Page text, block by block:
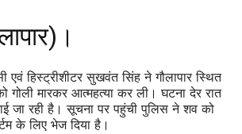
एवं हिस्ट्रीशीटर सुखवंत सिंह ने गौलापार स्थित
गोली मारकर आत्महत्या कर ली। घटना देर रात
जा रही है। सूचना पर पहुंची पुलिस ने शव को
के लिए भेज दिया है।